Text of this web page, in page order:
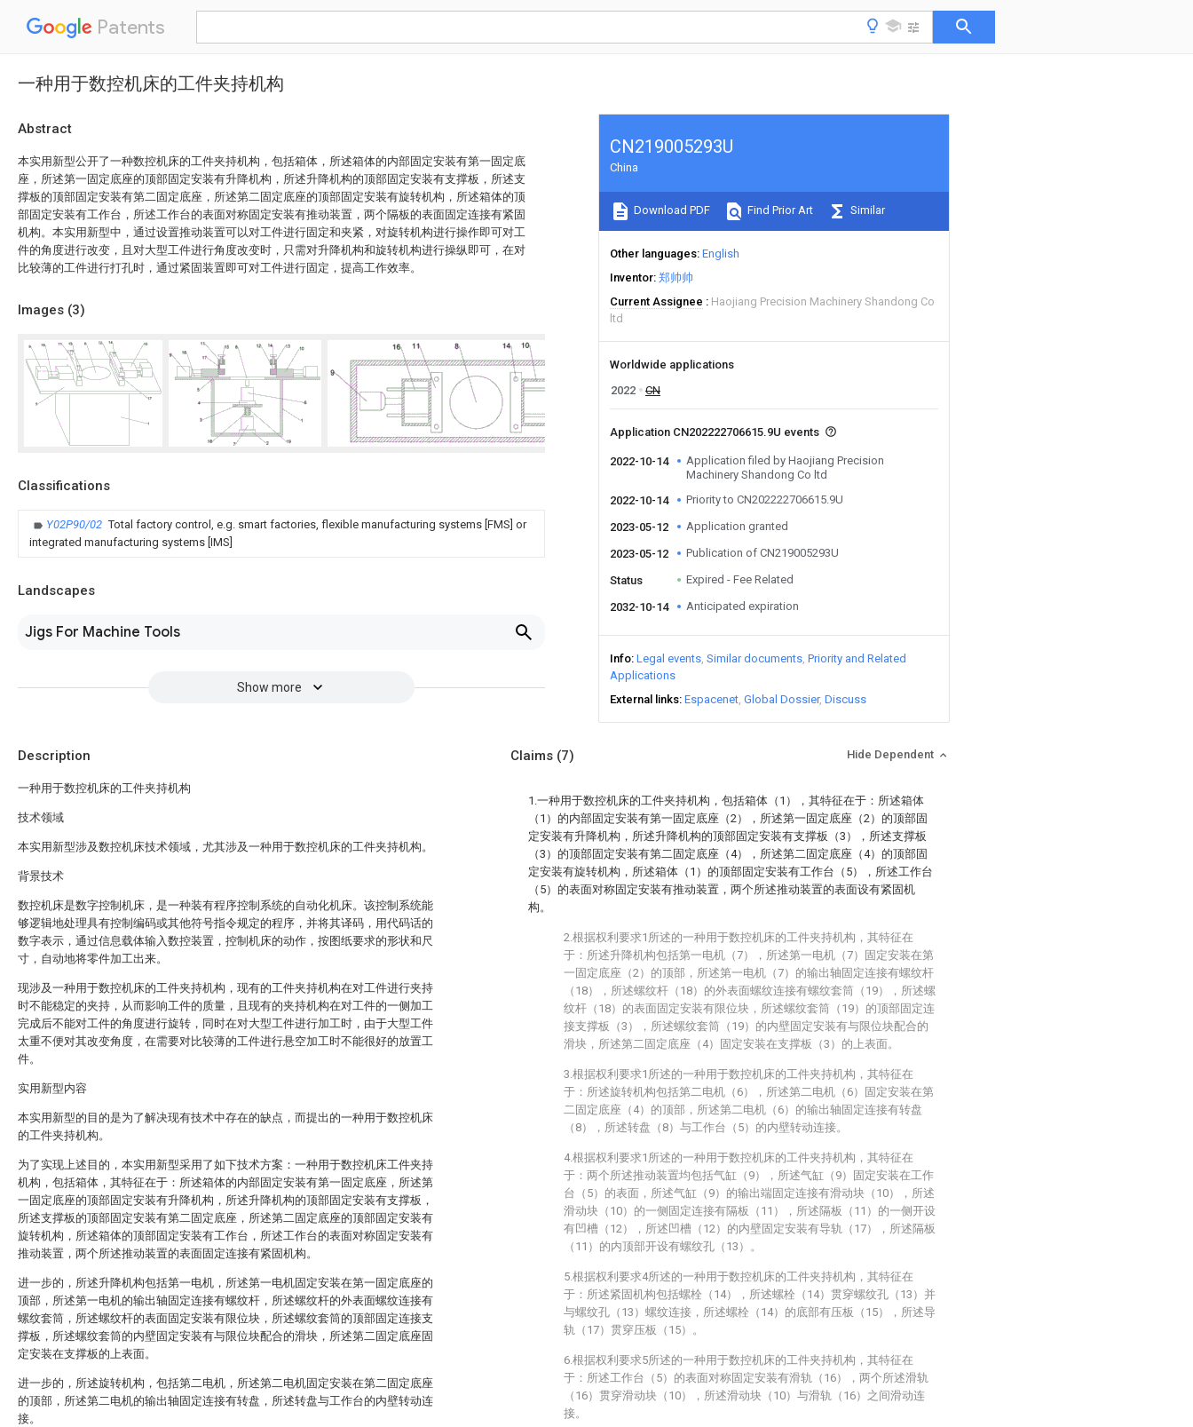
Patents
一种用于数控机床的工件夹持机构
Abstract
本实用新型公开了一种数控机床的工件夹持机构，包括箱体，所述箱体的内部固定安装有第一固定底
座，所述第一固定底座的顶部固定安装有升降机构，所述升降机构的顶部固定安装有支撑板，所述支
撑板的顶部固定安装有第二固定底座，所述第二固定底座的顶部固定安装有旋转机构，所述箱体的顶
部固定安装有工作台，所述工作台的表面对称固定安装有推动装置，两个隔板的表面固定连接有紧固
机构。本实用新型中，通过设置推动装置可以对工件进行固定和夹紧，对旋转机构进行操作即可对工
件的角度进行改变，且对大型工件进行角度改变时，只需对升降机构和旋转机构进行操纵即可，在对
比较薄的工件进行打孔时，通过紧固装置即可对工件进行固定，提高工作效率。
Images (3)
Classifications
Y02P90/02 Total factory control, e.g. smart factories, flexible manufacturing systems [FMS] or
integrated manufacturing systems [IMS]
Landscapes
Jigs For Machine Tools
Show more
CN219005293U
China
Download PDF Find Prior Art Similar
Other languages English
Inventor 郑帅帅
Current Assignee
Haojiang Precision Machinery Shandong Co
ltd
Worldwide applications
2022
CN
Application CN202222706615.9U events
2022-10-14
Application filed by Haojiang Precision
Machinery Shandong Co ltd
2022-10-14
Priority to CN202222706615.9U
2023-05-12 Application granted
2023-05-12 Publication of CN219005293U
Status Expired - Fee Related
2032-10-14 Anticipated expiration
Info Legal events Similar documents Priority and Related
Applications
External links Espacenet Global Dossier Discuss
Description
一种用于数控机床的工件夹持机构
技术领域
本实用新型涉及数控机床技术领域，尤其涉及一种用于数控机床的工件夹持机构。
背景技术
数控机床是数字控制机床，是一种装有程序控制系统的自动化机床。该控制系统能
够逻辑地处理具有控制编码或其他符号指令规定的程序，并将其译码，用代码话的
数字表示，通过信息载体输入数控装置，控制机床的动作，按图纸要求的形状和尺
寸，自动地将零件加工出来。
现涉及一种用于数控机床的工件夹持机构，现有的工件夹持机构在对工件进行夹持
时不能稳定的夹持，从而影响工件的质量，且现有的夹持机构在对工件的一侧加工
完成后不能对工件的角度进行旋转，同时在对大型工件进行加工时，由于大型工件
太重不便对其改变角度，在需要对比较薄的工件进行悬空加工时不能很好的放置工
件。
实用新型内容
本实用新型的目的是为了解决现有技术中存在的缺点，而提出的一种用于数控机床
的工件夹持机构。
为了实现上述目的，本实用新型采用了如下技术方案：一种用于数控机床工件夹持
机构，包括箱体，其特征在于：所述箱体的内部固定安装有第一固定底座，所述第
一固定底座的顶部固定安装有升降机构，所述升降机构的顶部固定安装有支撑板，
所述支撑板的顶部固定安装有第二固定底座，所述第二固定底座的顶部固定安装有
旋转机构，所述箱体的顶部固定安装有工作台，所述工作台的表面对称固定安装有
推动装置，两个所述推动装置的表面固定连接有紧固机构。
进一步的，所述升降机构包括第一电机，所述第一电机固定安装在第一固定底座的
顶部，所述第一电机的输出轴固定连接有螺纹杆，所述螺纹杆的外表面螺纹连接有
螺纹套筒，所述螺纹杆的表面固定安装有限位块，所述螺纹套筒的顶部固定连接支
撑板，所述螺纹套筒的内壁固定安装有与限位块配合的滑块，所述第二固定底座固
定安装在支撑板的上表面。
进一步的，所述旋转机构，包括第二电机，所述第二电机固定安装在第二固定底座
的顶部，所述第二电机的输出轴固定连接有转盘，所述转盘与工作台的内壁转动连
接。
Claims (7) Hide Dependent
1.一种用于数控机床的工件夹持机构，包括箱体（1），其特征在于：所述箱体
（1）的内部固定安装有第一固定底座（2），所述第一固定底座（2）的顶部固
定安装有升降机构，所述升降机构的顶部固定安装有支撑板（3），所述支撑板
（3）的顶部固定安装有第二固定底座（4），所述第二固定底座（4）的顶部固
定安装有旋转机构，所述箱体（1）的顶部固定安装有工作台（5），所述工作台
（5）的表面对称固定安装有推动装置，两个所述推动装置的表面设有紧固机
构。
2.根据权利要求1所述的一种用于数控机床的工件夹持机构，其特征在
于：所述升降机构包括第一电机（7），所述第一电机（7）固定安装在第
一固定底座（2）的顶部，所述第一电机（7）的输出轴固定连接有螺纹杆
（18），所述螺纹杆（18）的外表面螺纹连接有螺纹套筒（19），所述螺
纹杆（18）的表面固定安装有限位块，所述螺纹套筒（19）的顶部固定连
接支撑板（3），所述螺纹套筒（19）的内壁固定安装有与限位块配合的
滑块，所述第二固定底座（4）固定安装在支撑板（3）的上表面。
3.根据权利要求1所述的一种用于数控机床的工件夹持机构，其特征在
于：所述旋转机构包括第二电机（6），所述第二电机（6）固定安装在第
二固定底座（4）的顶部，所述第二电机（6）的输出轴固定连接有转盘
（8），所述转盘（8）与工作台（5）的内壁转动连接。
4.根据权利要求1所述的一种用于数控机床的工件夹持机构，其特征在
于：两个所述推动装置均包括气缸（9），所述气缸（9）固定安装在工作
台（5）的表面，所述气缸（9）的输出端固定连接有滑动块（10），所述
滑动块（10）的一侧固定连接有隔板（11），所述隔板（11）的一侧开设
有凹槽（12），所述凹槽（12）的内壁固定安装有导轨（17），所述隔板
（11）的内顶部开设有螺纹孔（13）。
5.根据权利要求4所述的一种用于数控机床的工件夹持机构，其特征在
于：所述紧固机构包括螺栓（14），所述螺栓（14）贯穿螺纹孔（13）并
与螺纹孔（13）螺纹连接，所述螺栓（14）的底部有压板（15），所述导
轨（17）贯穿压板（15）。
6.根据权利要求5所述的一种用于数控机床的工件夹持机构，其特征在
于：所述工作台（5）的表面对称固定安装有滑轨（16），两个所述滑轨
（16）贯穿滑动块（10），所述滑动块（10）与滑轨（16）之间滑动连
接。